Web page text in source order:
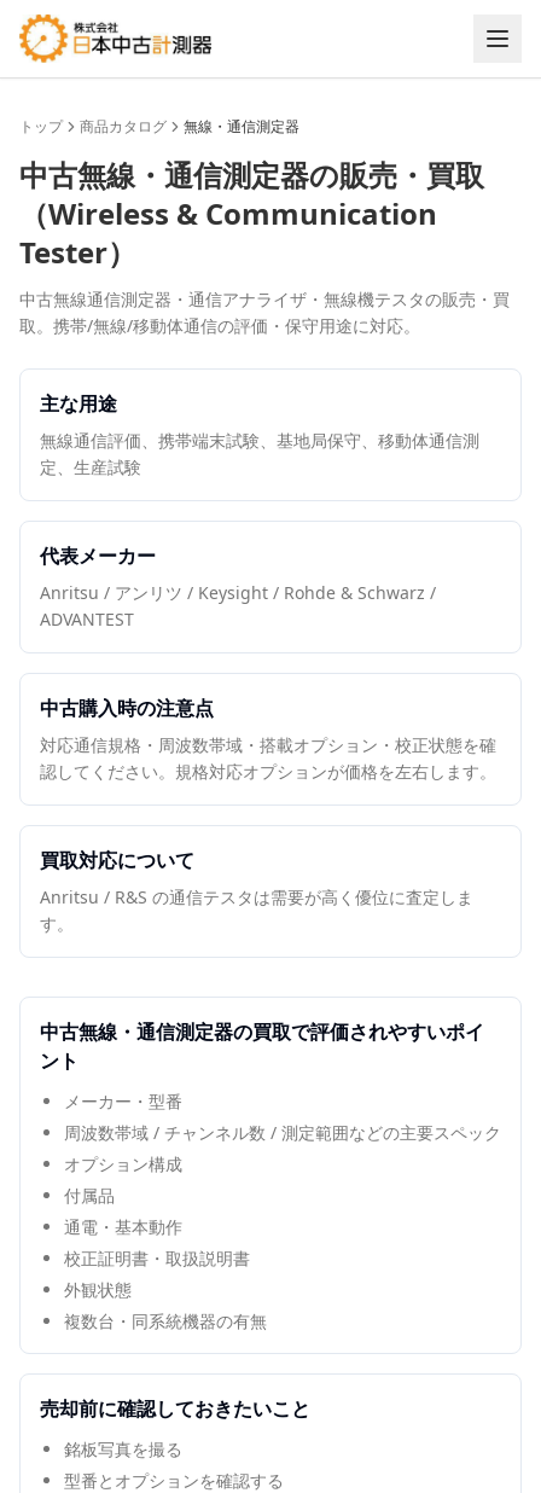
トップ 商品カタログ 無線・通信測定器
中古無線・通信測定器の販売・買取
（Wireless & Communication
Tester）
中古無線通信測定器・通信アナライザ・無線機テスタの販売・買
取。携帯/無線/移動体通信の評価・保守用途に対応。
主な用途
無線通信評価、携帯端末試験、基地局保守、移動体通信測
定、生産試験
代表メーカー
Anritsu / アンリツ / Keysight / Rohde & Schwarz /
ADVANTEST
中古購入時の注意点
対応通信規格・周波数帯域・搭載オプション・校正状態を確
認してください。規格対応オプションが価格を左右します。
買取対応について
Anritsu / R&S の通信テスタは需要が高く優位に査定しま
す。
中古無線・通信測定器の買取で評価されやすいポイ
ント
メーカー・型番
周波数帯域 / チャンネル数 / 測定範囲などの主要スペック
オプション構成
付属品
通電・基本動作
校正証明書・取扱説明書
外観状態
複数台・同系統機器の有無
売却前に確認しておきたいこと
銘板写真を撮る
型番とオプションを確認する